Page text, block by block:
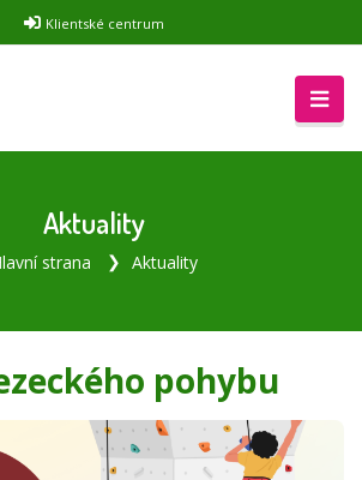
Klientské centrum
Aktuality
strana Aktuality
pohybu